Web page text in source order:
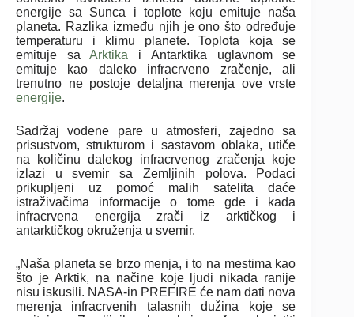
energije sa Sunca i toplote koju emituje naša
planeta. Razlika između njih je ono što određuje
temperaturu i klimu planete. Toplota koja se
emituje saArktika i Antarktika uglavnom se
emituje kao daleko infracrveno zračenje, ali
trenutno ne postoje detaljna merenja ove vrste
energije.
Sadržaj vodene pare u atmosferi, zajedno sa
prisustvom, strukturom i sastavom oblaka, utiče
na količinu dalekog infracrvenog zračenja koje
izlazi u svemir sa Zemljinih polova. Podaci
prikupljeni uz pomoć malih satelita daće
istraživačima informacije o tome gde i kada
infracrvena energija zrači iz arktičkog i
antarktičkog okruženja u svemir.
„Naša planeta se brzo menja, i to na mestima kao
što je Arktik, na načine koje ljudi nikada ranije
nisu iskusili. NASA-in PREFIRE će nam dati nova
merenja infracrvenih talasnih dužina koje se